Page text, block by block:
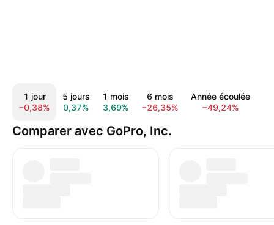
1 jour
−0,38%
5 jours
0,37%
1 mois
3,69%
6 mois
−26,35%
Année écoulée
−49,24%
Comparer avec GoPro, Inc.